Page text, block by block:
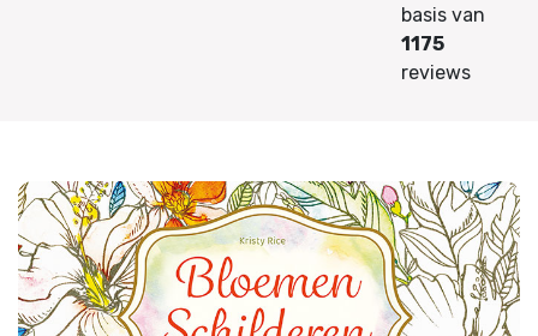
basis van
1175
reviews